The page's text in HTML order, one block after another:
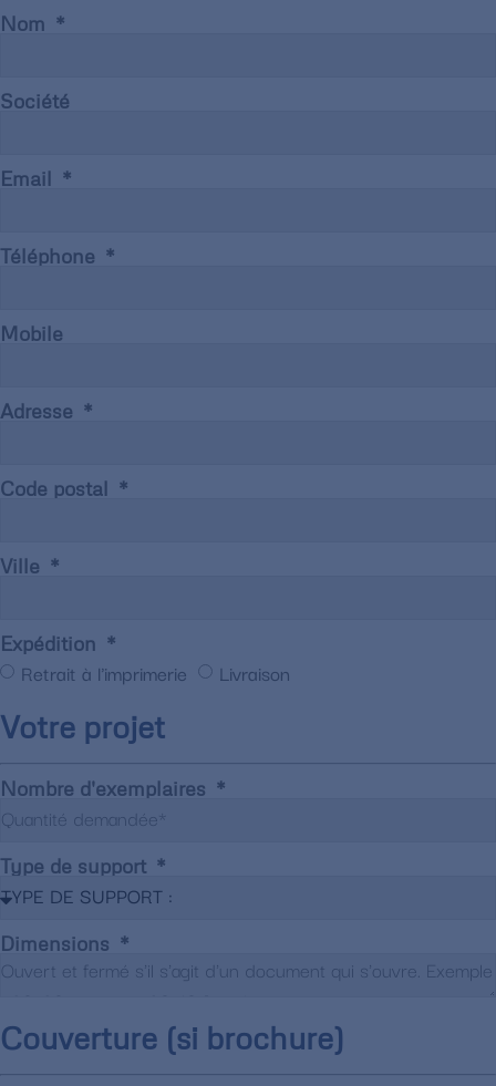
Nom
Société
Email
Téléphone
Mobile
Adresse
Code postal
Ville
Expédition
Retrait à l'imprimerie Livraison
Votre projet
Nombre d'exemplaires
Type de support
Dimensions
Couverture (si brochure)